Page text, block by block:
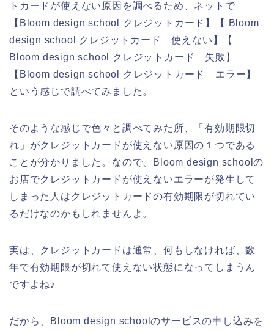
トカードが使えない原因を調べるため、ネットで
【Bloom design school クレジットカード】【 Bloom
design school クレジットカード 使えない】【
Bloom design school クレジットカード 失敗】
【Bloom design school クレジットカード エラー】
という感じで調べてみました。
そのような感じで色々と調べてみた所、「有効期限切
れ」がクレジットカードが使えない原因の１つである
ことが分かりました。なので、Bloom design schoolの
お店でクレジットカードが使えないエラーが発生して
しまった人はクレジットカードの有効期限が切れてい
るだけなのかもしれませんよ。
実は、クレジットカードは通常、何もしなければ、数
年で有効期限が切れて使えない状態になってしまうん
ですよね♪
だから、Bloom design schoolのサービスの申し込みを